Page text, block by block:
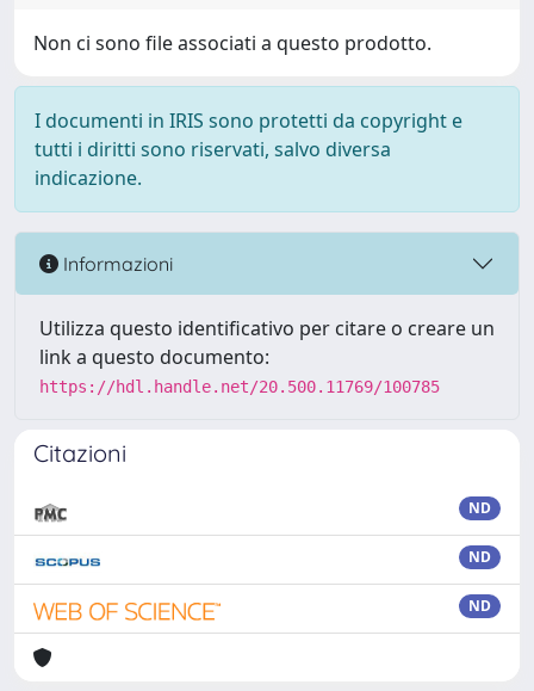
Non ci sono file associati a questo prodotto.
I documenti in IRIS sono protetti da copyright e
tutti i diritti sono riservati, salvo diversa
indicazione.
Informazioni
Utilizza questo identificativo per citare o creare un
link a questo documento:
https://hdl.handle.net/20.500.11769/100785
Citazioni
ND
ND
ND